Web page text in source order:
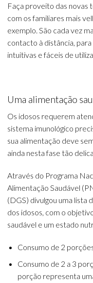
Faça proveito das novas
com os familiares mais
exemplo. São cada vez
contacto à distância,
intuitivas e fáceis de
Uma alimentação
Os idosos requerem
sistema imunológico
sua alimentação deve
ainda nesta fase tão
Através do Programa
Alimentação Saudável
(DGS) divulgou uma lista
dos idosos, com o
saudável e um estado
Consumo de 2
Consumo de 2 a 3
porção representa